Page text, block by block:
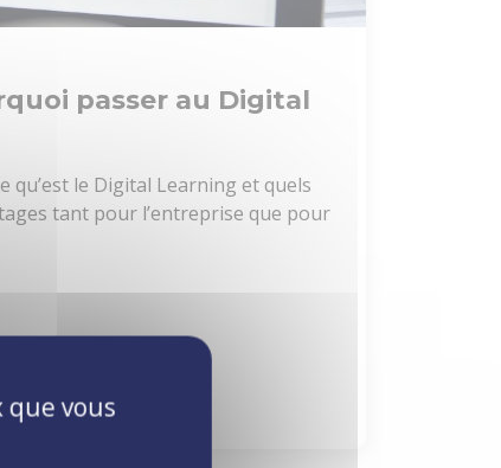
passer au Digital
qu’est le Digital Learning et quels
tant pour l’entreprise que pour
que vous